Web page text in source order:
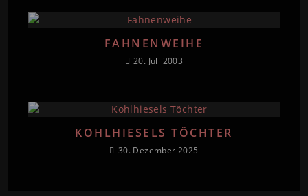
FAHNENWEIHE
20. Juli 2003
KOHLHIESELS TÖCHTER
30. Dezember 2025